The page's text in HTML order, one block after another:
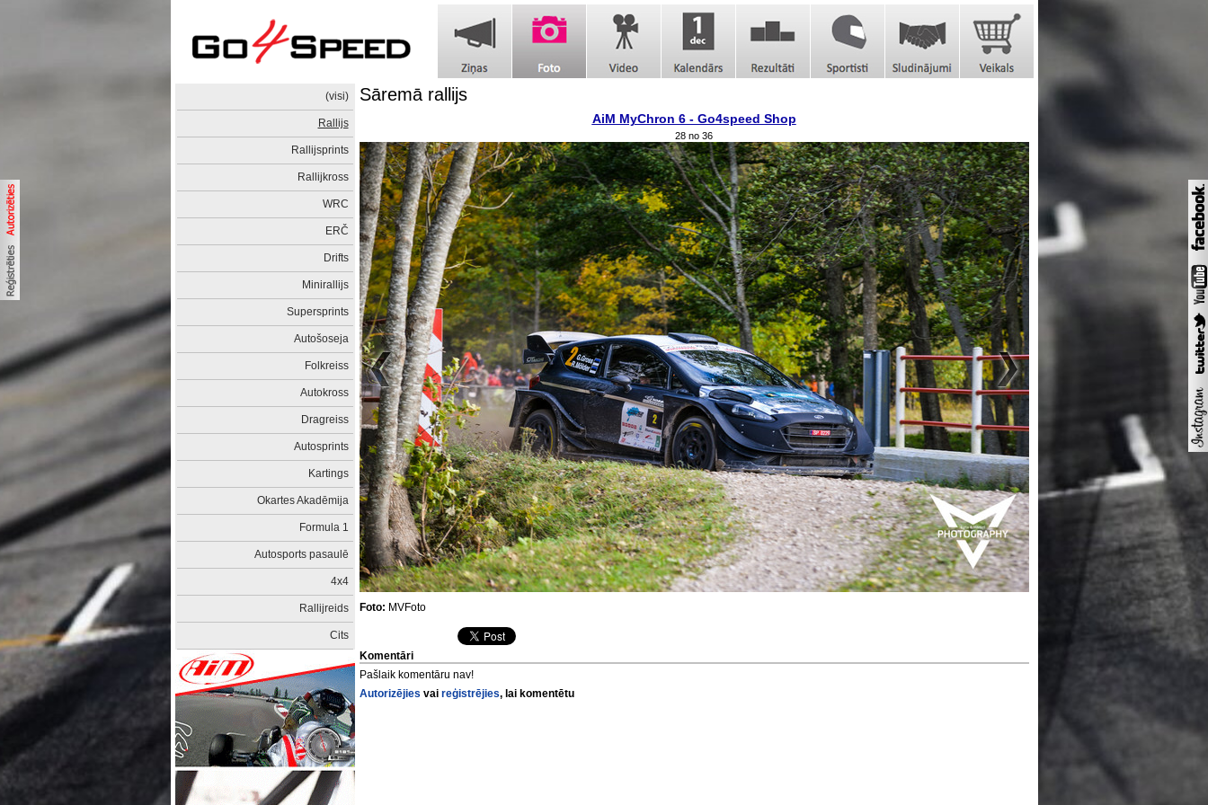
(visi)
Rallijs
Rallijsprints
Rallijkross
WRC
ERČ
Drifts
Minirallijs
Supersprints
Autošoseja
Folkreiss
Autokross
Dragreiss
Autosprints
Kartings
Okartes Akadēmija
Formula 1
Autosports pasaulē
4x4
Rallijreids
Cits
Sāremā rallijs
AiM MyChron 6 - Go4speed Shop
28 no 36
Foto: MVFoto
Komentāri
Pašlaik komentāru nav!
Autorizējies vai reģistrējies, lai komentētu